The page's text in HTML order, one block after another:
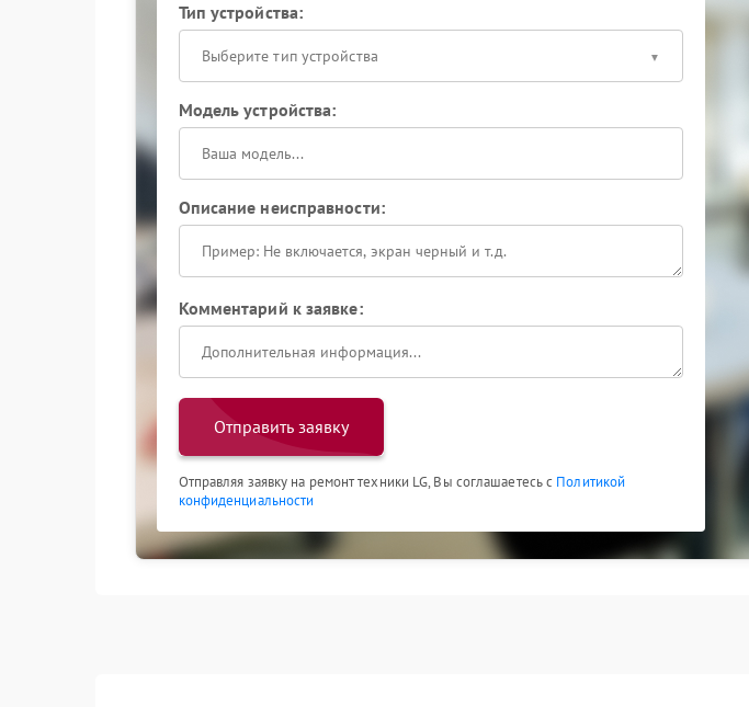
Тип устройства:
Выберите тип устройства
Модель устройства:
Описание неисправности:
Комментарий к заявке:
Отправить заявку
Отправляя заявку на ремонт техники LG, Вы соглашаетесь с Политикой
конфиденциальности